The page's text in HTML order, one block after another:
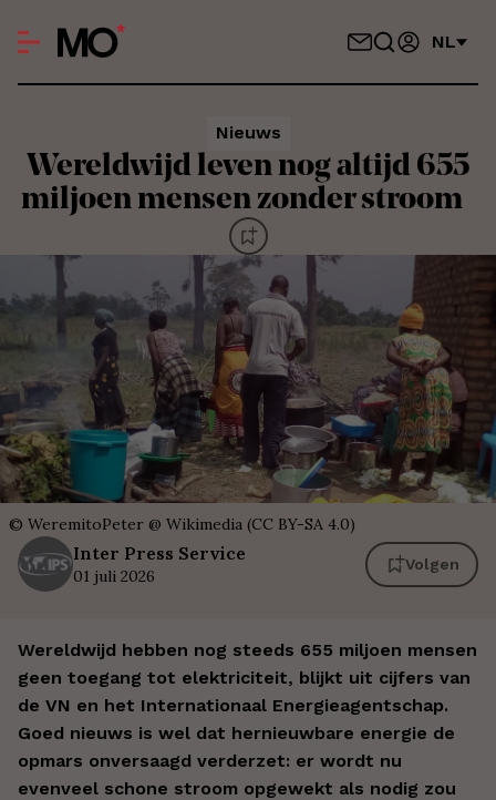
NL
Nieuws
Wereldwijd leven nog altijd 655
miljoen mensen zonder stroom
© WeremitoPeter @ Wikimedia (CC BY-SA 4.0)
Inter Press Service
01 juli 2026
Volgen
Wereldwijd hebben nog steeds 655 miljoen mensen
geen toegang tot elektriciteit, blijkt uit cijfers van
de VN en het Internationaal Energieagentschap.
Goed nieuws is wel dat hernieuwbare energie de
opmars onversaagd verderzet: er wordt nu
evenveel schone stroom opgewekt als nodig zou